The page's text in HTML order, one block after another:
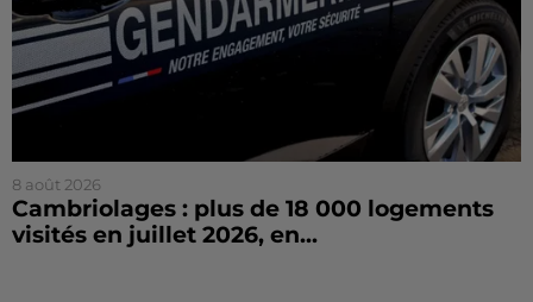
8 août 2026
Cambriolages : plus de 18 000 logements
visités en juillet 2026, en...